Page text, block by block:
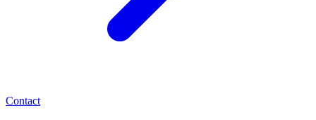
Contact